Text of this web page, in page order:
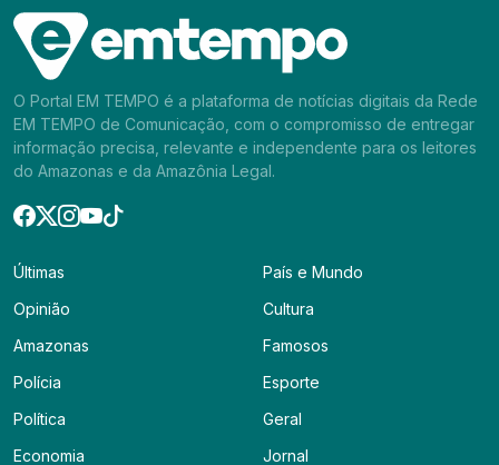
O Portal EM TEMPO é a plataforma de notícias digitais da Rede
EM TEMPO de Comunicação, com o compromisso de entregar
informação precisa, relevante e independente para os leitores
do Amazonas e da Amazônia Legal.
Últimas
Opinião
Amazonas
Polícia
Política
Economia
País e Mundo
Cultura
Famosos
Esporte
Geral
Jornal